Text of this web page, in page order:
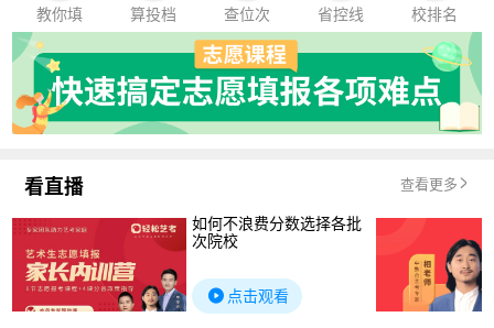
教你填 算投档 查位次 省控线 校排名
看直播 查看更多
如何不浪费分数选择各批
次院校
点击观看